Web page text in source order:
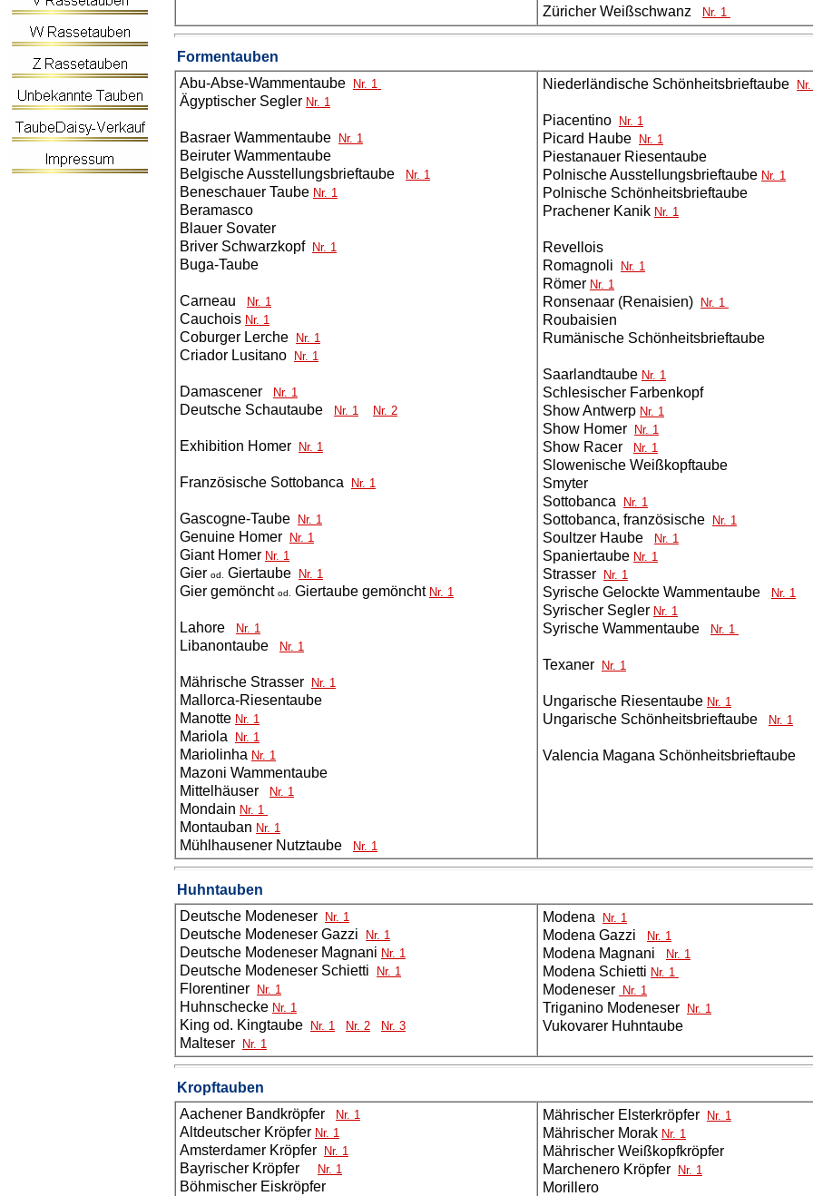
Züricher Weißschwanz Nr. 1
Formentauben
Abu-Abse-Wammentaube
Nr. 1
Ägyptischer Segler Nr. 1
Basraer Wammentaube Nr. 1
Beiruter Wammentaube
Belgische Ausstellungsbrieftaube
Nr. 1
Beneschauer Taube Nr. 1
Beramasco
Blauer Sovater
Briver Schwarzkopf Nr. 1
Buga-Taube
Carneau Nr. 1
Cauchois Nr. 1
Coburger Lerche Nr. 1
Criador Lusitano Nr. 1
Damascener Nr. 1
Deutsche Schautaube Nr. 1 Nr. 2
Exhibition Homer Nr. 1
Französische Sottobanca Nr. 1
Gascogne-Taube Nr. 1
Genuine Homer Nr. 1
Giant Homer Nr. 1
Gier od. Giertaube Nr. 1
Gier gemöncht od. Giertaube gemöncht Nr. 1
Lahore Nr. 1
Libanontaube Nr. 1
Mährische Strasser Nr. 1
Mallorca-Riesentaube
Manotte Nr. 1
Mariola Nr. 1
Mariolinha Nr. 1
Mazoni Wammentaube
Mittelhäuser
Nr. 1
Mondain Nr. 1
Montauban Nr. 1
Mühlhausener Nutztaube Nr. 1
Niederländische Schönheitsbrieftaube
Piacentino Nr. 1
Picard Haube Nr. 1
Piestanauer Riesentaube
Polnische Ausstellungsbrieftaube Nr. 1
Polnische Schönheitsbrieftaube
Prachener Kanik Nr. 1
Revellois
Romagnoli
Nr. 1
Römer Nr. 1
Ronsenaar (Renaisien) Nr. 1
Roubaisien
Rumänische Schönheitsbrieftaube
Saarlandtaube Nr. 1
Schlesischer Farbenkopf
Show Antwerp Nr. 1
Show Homer Nr. 1
Show Racer Nr. 1
Slowenische Weißkopftaube
Smyter
Sottobanca
Nr. 1
Sottobanca, französische Nr. 1
Soultzer Haube Nr. 1
Spaniertaube Nr. 1
Strasser Nr. 1
Syrische Gelockte Wammentaube Nr. 1
Syrischer Segler Nr. 1
Syrische Wammentaube Nr. 1
Texaner Nr. 1
Ungarische Riesentaube Nr. 1
Ungarische Schönheitsbrieftaube Nr. 1
Valencia Magana Schönheitsbrieftaube
Huhntauben
Deutsche Modeneser
Nr. 1
Deutsche Modeneser Gazzi Nr. 1
Deutsche Modeneser Magnani Nr. 1
Deutsche Modeneser Schietti Nr. 1
Florentiner Nr. 1
Huhnschecke Nr. 1
King od. Kingtaube Nr. 1 Nr. 2 Nr. 3
Malteser Nr. 1
Modena Nr. 1
Modena Gazzi Nr. 1
Modena Magnani Nr. 1
Modena Schietti Nr. 1
Modeneser Nr. 1
Triganino Modeneser Nr. 1
Vukovarer Huhntaube
Kropftauben
Aachener Bandkröpfer
Nr. 1
Altdeutscher Kröpfer Nr. 1
Amsterdamer Kröpfer Nr. 1
Bayrischer Kröpfer Nr. 1
Böhmischer Eiskröpfer
Mährischer Elsterkröpfer Nr. 1
Mährischer Morak Nr. 1
Mährischer Weißkopfkröpfer
Marchenero Kröpfer
Nr. 1
Morillero